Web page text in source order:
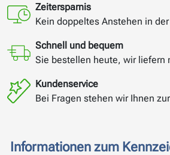
Zeitersparnis
Kein doppeltes Anstehen in
Schnell und bequem
Sie bestellen heute, wir liefern
Kundenservice
Bei Fragen stehen wir Ihnen
Informationen zum